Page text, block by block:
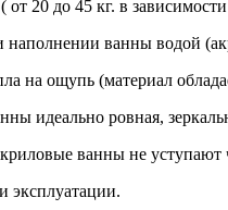
20 до 45 кг. в
наполнении ванны водой
на ощупь (материал
идеально ровная,
ванны не уступают
эксплуатации.